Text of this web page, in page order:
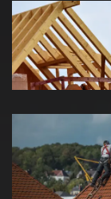
charpente
Jura
Urgence
de
Jura